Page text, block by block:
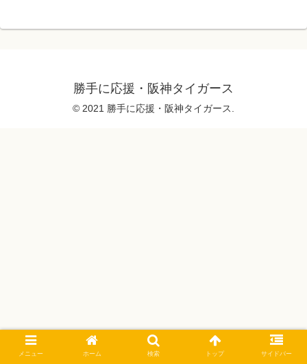
勝手に応援・阪神タイガース
© 2021 勝手に応援・阪神タイガース.
メニュー ホーム 検索 トップ サイドバー